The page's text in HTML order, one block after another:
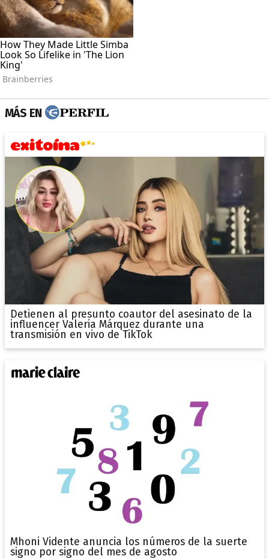
MÁS EN
Detienen al presunto coautor del asesinato de la
influencer Valeria Márquez durante una
transmisión en vivo de TikTok
Mhoni Vidente anuncia los números de la suerte
signo por signo del mes de agosto